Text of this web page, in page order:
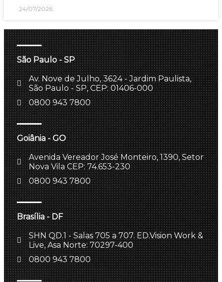
24/07/2026
São Paulo - SP
Av. Nove de Julho, 3624 - Jardim Paulista,
São Paulo - SP, CEP: 01406-000
0800 943 7800
Goiânia - GO
Avenida Vereador José Monteiro, 1390, Setor
Nova Vila CEP: 74.653-230
0800 943 7800
Brasília - DF
SHN QD.1 - Salas 705 a 707. ED.Vision Work &
Live, Asa Norte: 70297-400
0800 943 7800